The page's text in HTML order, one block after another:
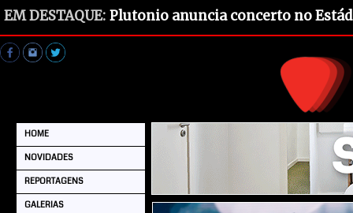
EM DESTAQUE: Plutonio anuncia concerto no
HOME
NOVIDADES
REPORTAGENS
GALERIAS